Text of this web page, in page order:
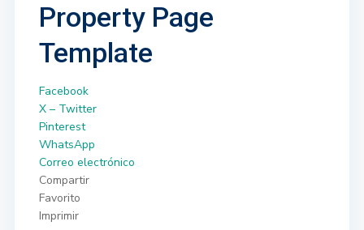
Property Page
Template
Facebook
X – Twitter
Pinterest
WhatsApp
Correo electrónico
Compartir
Favorito
Imprimir